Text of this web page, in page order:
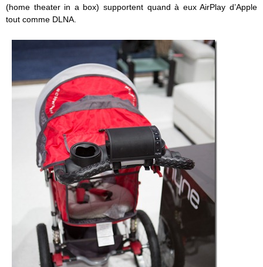
(home theater in a box) supportent quand à eux AirPlay d’Apple
tout comme DLNA.